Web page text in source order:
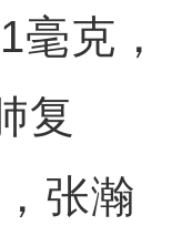
克，
复
张瀚